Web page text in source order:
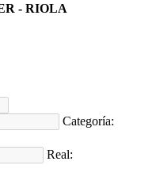
- RIOLA
Categoría:
Real: